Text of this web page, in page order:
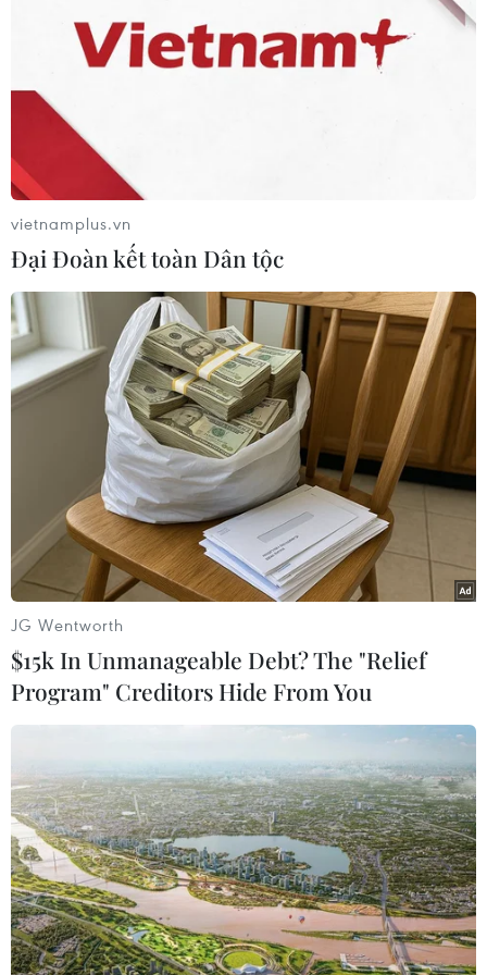
người bị thương.
Cảnh sát Ấn Độ bắt giữ trẻ vị thành niên
đe dọa đánh bom máy bay
17/10/2024 13:24
Đối tượng vừa bị cảnh sát bắt giữ trong độ tuổi vị thành
niên, song không tiết lộ danh tính, đã đăng tải các lời
đe dọa đánh bom đối với 3 chuyến bay đầu tuần này.
vietnamplus.vn
Đại Đoàn kết toàn Dân tộc
JG Wentworth
$15k In Unmanageable Debt? The "Relief
Program" Creditors Hide From You